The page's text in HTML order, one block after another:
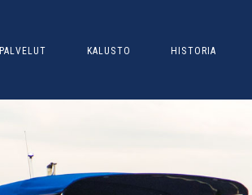
PALVELUT KALUSTO HISTORIA